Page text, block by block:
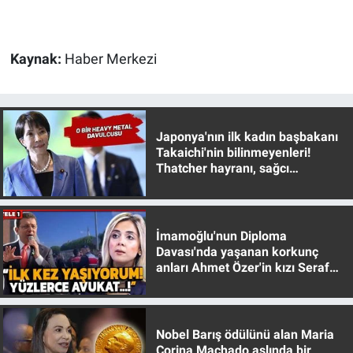
Kaynak: Haber Merkezi
Japonya'nın ilk kadın başbakanı
Takaichi'nin bilinmeyenleri!
Thatcher hayranı, sağcı
İmamoğlu'nun Diploma
Davası'nda yaşanan korkunç
anları Ahmet Özer'in kızı Seraf
Nobel Barış ödülünü alan Maria
Haber
İlan
Kimdir
Koronavirüs
Kültür Sanat
Ne demişti